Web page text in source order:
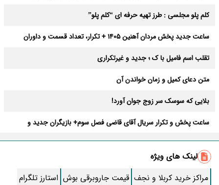
کلم پلو مجلسی : طرز تهیه حرفه ای “کلم پلو”
ساعت جدید پخش مردان آهنین 1405 + تکرار، تعداد قسمت و داوران
تقلب اسم فامیل با ک ؛ جدید و غیرتکراری
متن دعای کمیل و زمان خواندن آن
بلایی که سوسک سر زوج جوان آورد!
ساعت پخش و تکرار سریال آقای قاضی فصل سوم+ بازیگران جدید و
طرز تهیه سالاد ماکارونی خانگی خوشمزه و لذیذ + آموزش تصویری
طرز تهیه پاستا با سس آلفردو و مرغ فوری + آموزش تصویری پنه
لینک های ویژه
مراکز خرید کربلا و نجف قیمت جاروبرقی بوش استارز تلگرام